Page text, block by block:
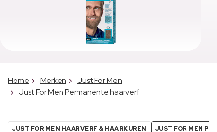
Home Merken
Just For Men
Just For Men Permanente haarverf
JUST FOR MEN HAARVERF & HAARKUREN JUST FOR MEN